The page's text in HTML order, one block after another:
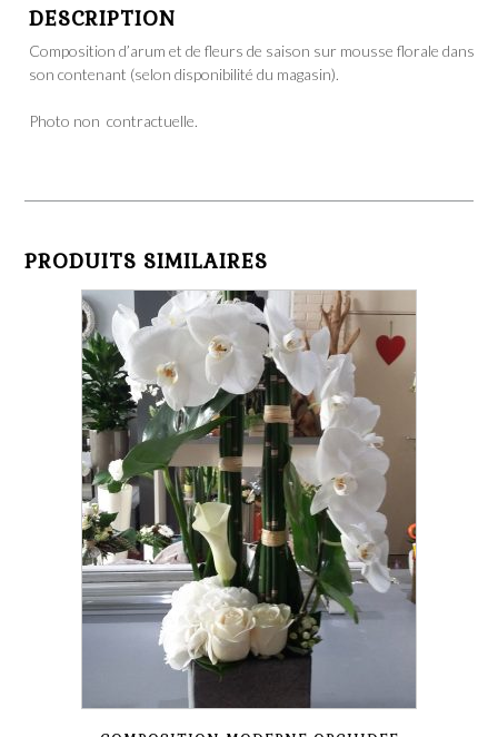
DESCRIPTION
Composition d’arum et de fleurs de saison sur mousse florale dans
son contenant (selon disponibilité du magasin).
Photo non contractuelle.
PRODUITS SIMILAIRES